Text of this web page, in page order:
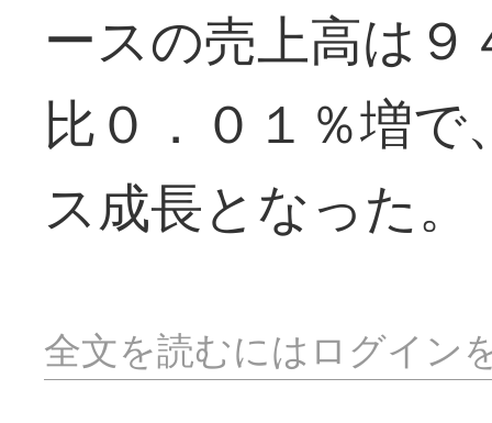
ースの売上高は
比０．０１％増
ス成長となった。
全文を読むにはログイン